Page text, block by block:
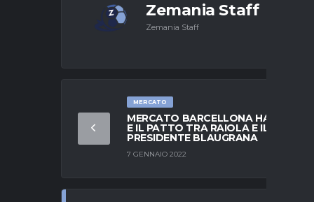
Zemania Staff
Zemania Staff
MERCATO
MERCATO BARCELLONA HAALAND
E IL PATTO TRA RAIOLA E IL
PRESIDENTE BLAUGRANA
7 GENNAIO 2022